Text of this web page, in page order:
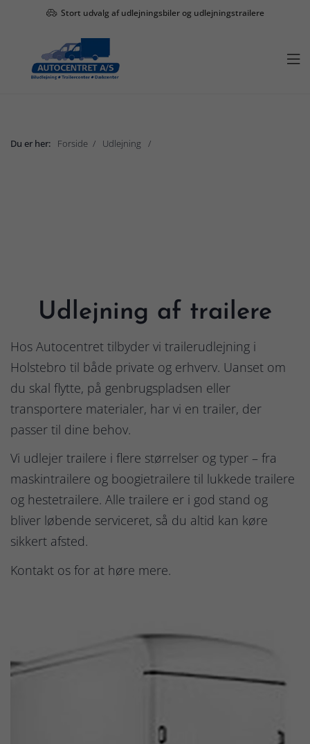
Stort udvalg af udlejningsbiler og udlejningstrailere

Du er her: Forside Udlejning
Udlejning af trailere
Hos Autocentret tilbyder vi trailerudlejning i
Holstebro til både private og erhverv. Uanset om
du skal flytte, på genbrugspladsen eller
transportere materialer, har vi en trailer, der
passer til dine behov.
Vi udlejer trailere i flere størrelser og typer – fra
maskintrailere og boogietrailere til lukkede trailere
og hestetrailere. Alle trailere er i god stand og
bliver løbende serviceret, så du altid kan køre
sikkert afsted.
Kontakt os for at høre mere.